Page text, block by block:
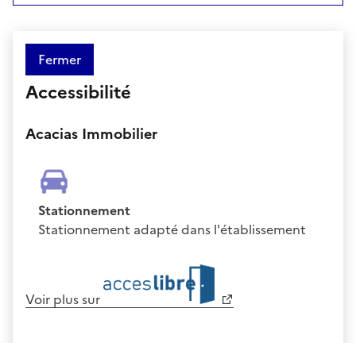
Fermer
Accessibilité
Acacias Immobilier
Stationnement
Stationnement adapté dans l'établissement
Voir plus sur